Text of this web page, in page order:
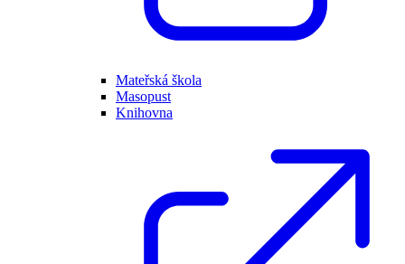
Mateřská škola
Masopust
Knihovna